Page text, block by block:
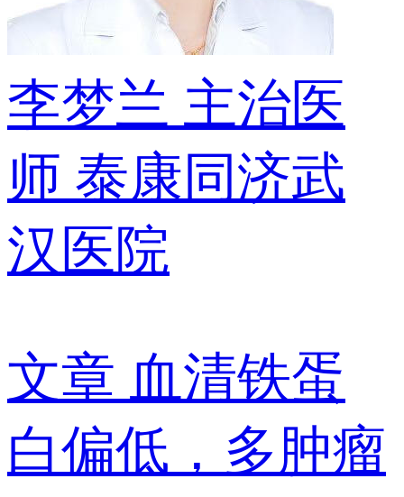
李梦兰 主治医
师 泰康同济武
汉医院
文章 血清铁蛋
白偏低，多肿瘤